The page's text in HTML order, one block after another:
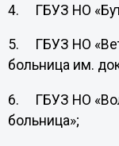
4. ГБУЗ НО
5. ГБУЗ НО
больница им.
6. ГБУЗ НО
больница»;